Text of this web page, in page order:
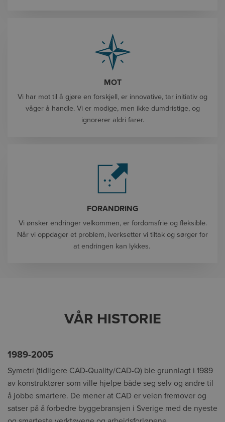
MOT
Vi har mot til å gjøre en forskjell, er innovative, tar initiativ og
våger å handle. Vi er modige, men ikke dumdristige, og
ignorerer aldri farer.
FORANDRING
Vi ønsker endringer velkommen, er fordomsfrie og fleksible.
Når vi oppdager et problem, iverksetter vi tiltak og sørger for
at endringen kan lykkes.
VÅR HISTORIE
1989-2005
Symetri (tidligere CAD-Quality/CAD-Q) ble grunnlagt i 1989
av konstruktører som ville hjelpe både seg selv og andre til
å jobbe smartere. De mener at CAD er veien fremover og
satser på å forbedre byggebransjen i Sverige med de nyeste